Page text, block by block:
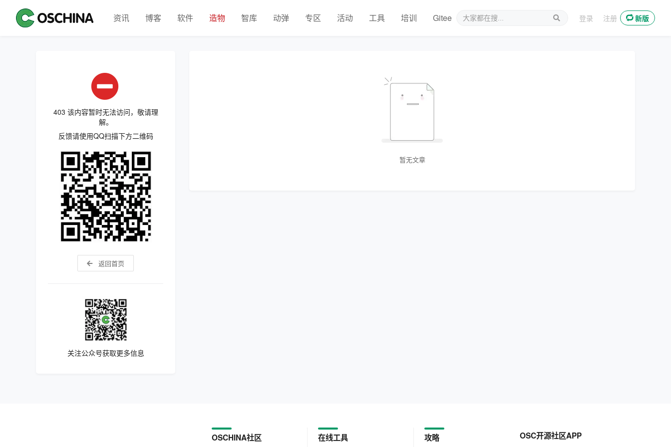
资讯 博客 软件 造物 智库 动弹 专区 活动 工具 培训 Gitee 新媒体 登录 注册 新版
403 该内容暂时无法访问，敬请理
解。
反馈请使用QQ扫描下方二维码
返回首页
关注公众号获取更多信息
暂无文章
OSCHINA社区 在线工具 攻略 OSC开源社区APP